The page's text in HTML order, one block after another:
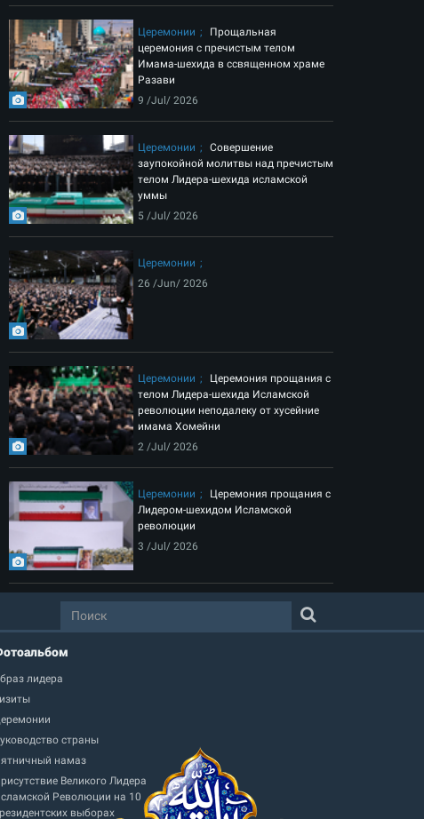
Церемонии
Прощальная
церемония с пречистым телом
Имама-шехида в ссвященном храме
Разави
9 /Jul/ 2026
Церемонии
Совершение
заупокойной молитвы над пречистым
телом Лидера-шехида исламской
уммы
5 /Jul/ 2026
Церемонии
26 /Jun/ 2026
Церемонии
Церемония прощания с
телом Лидера-шехида Исламской
революции неподалеку от хусейние
имама Хомейни
2 /Jul/ 2026
Церемонии
Церемония прощания с
Лидером-шехидом Исламской
революции
3 /Jul/ 2026
лидера
страны
намаз
Великого Лидера
Революции на 10
выборах